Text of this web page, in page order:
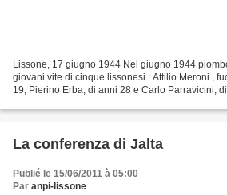
Lissone, 17 giugno 1944 Nel giugno 1944
giovani vite di cinque lissonesi : Attilio Meroni ,
19, Pierino Erba, di anni 28 e Carlo Parravicini,
La conferenza di Jalta
Publié le 15/06/2011 à 05:00
Par anpi-lissone